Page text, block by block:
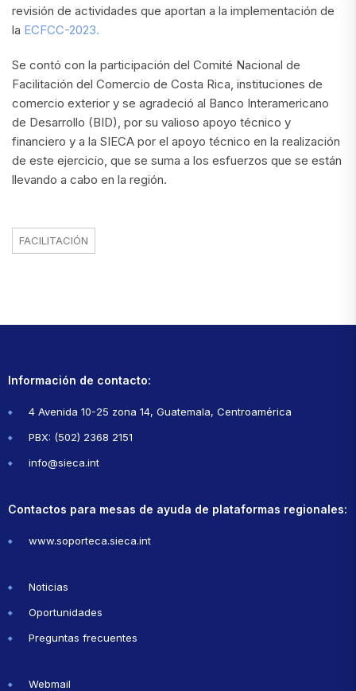
revisión de actividades que aportan a la implementación de
la ECFCC-2023.
Se contó con la participación del Comité Nacional de
Facilitación del Comercio de Costa Rica, instituciones de
comercio exterior y se agradeció al Banco Interamericano
de Desarrollo (BID), por su valioso apoyo técnico y
financiero y a la SIECA por el apoyo técnico en la realización
de este ejercicio, que se suma a los esfuerzos que se están
llevando a cabo en la región.
FACILITACIÓN
Información de contacto:
4 Avenida 10-25 zona 14, Guatemala, Centroamérica
PBX: (502) 2368 2151
info@sieca.int
Contactos para mesas de ayuda de plataformas regionales:
www.soporteca.sieca.int
Noticias
Oportunidades
Preguntas frecuentes
Webmail